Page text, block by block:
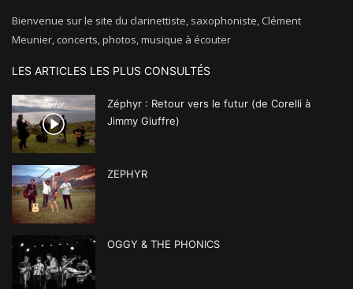
Bienvenue sur le site du clarinettiste, saxophoniste, Clément
Meunier, concerts, photos, musique à écouter
LES ARTICLES LES PLUS CONSULTÉS
Zéphyr : Retour vers le futur (de Corelli à
Jimmy Giuffre)
ZEPHYR
OGGY & THE PHONICS